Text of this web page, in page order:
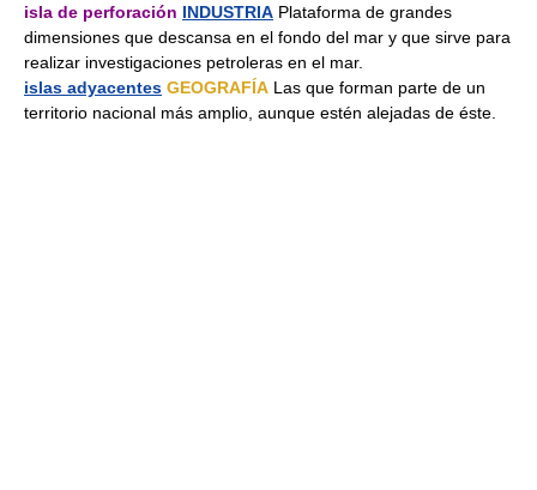
isla de perforación INDUSTRIA Plataforma de grandes
dimensiones que descansa en el fondo del mar y que sirve para
realizar investigaciones petroleras en el mar.
islas adyacentes GEOGRAFÍA Las que forman parte de un
territorio nacional más amplio, aunque estén alejadas de éste.